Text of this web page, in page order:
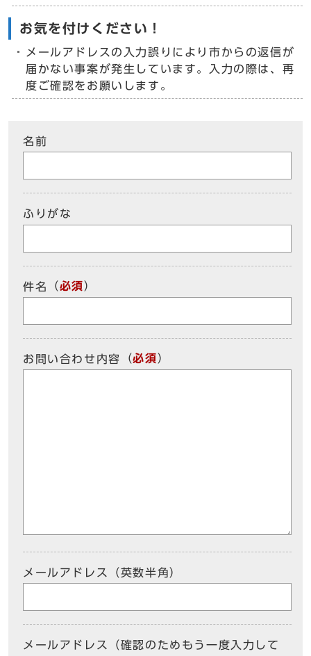
お気を付けください！
メールアドレスの入力誤りにより市からの返信が
届かない事案が発生しています。入力の際は、再
度ご確認をお願いします。
名前
ふりがな
件名 （必須）
お問い合わせ内容 （必須）
メールアドレス（英数半角）
メールアドレス（確認のためもう一度入力して